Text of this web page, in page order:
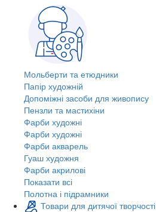
Мольберти та етюдники
Папір художній
Допоміжні засоби для живопису
Пензли та мастихіни
Фарби художні
Фарби художні
Фарби акварель
Гуаш художня
Фарби акрилові
Показати всі
Полотна і підрамники
Товари для дитячої творчості